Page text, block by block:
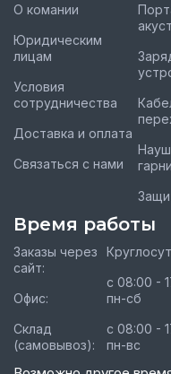
О комании
Юридическим
лицам
Условия
сотрудничества
Доставка и оплата
Связаться с нами
Время работы
Заказы через
сайт:
Офис:
Склад
(самовывоз):
с 08:00 -
пн-сб
с 08:00 -
пн-вс